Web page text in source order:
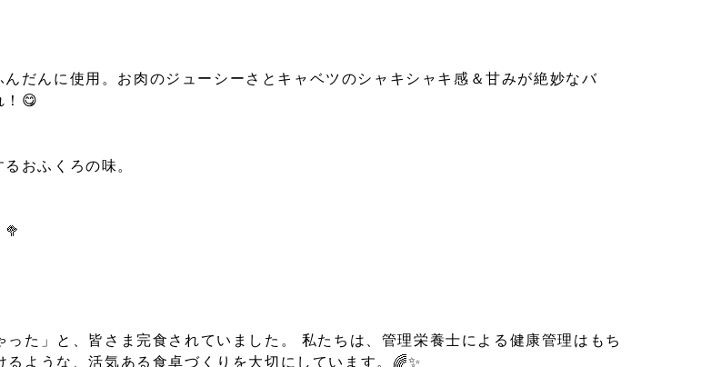
んだんに使用。お肉のジューシーさとキャベツのシャキシャキ感＆甘みが絶妙なバ
！😋
おふくろの味。
た」と、皆さま完食されていました。 私たちは、管理栄養士による健康管理はもち
ような、活気ある食卓づくりを大切にしています。🌈✨